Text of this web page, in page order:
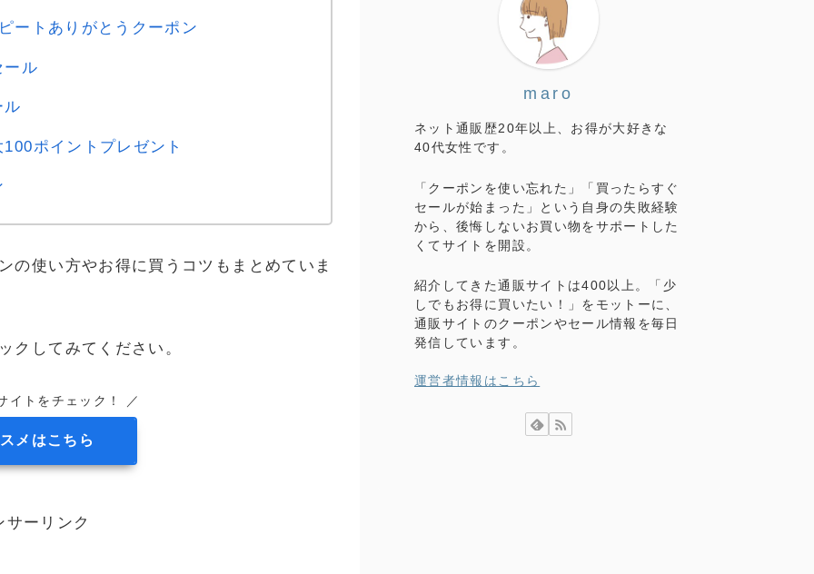
ートありがとうクーポン
ール
ル
ポイントプレゼント
の使い方やお得に買うコツもまとめていま
クしてみてください。
イトをチェック！ ／
メはこちら
サーリンク
maro
ネット通販歴20年以上、お得が大好きな
40代女性です。
「クーポンを使い忘れた」「買ったらすぐ
セールが始まった」という自身の失敗経験
から、後悔しないお買い物をサポートした
くてサイトを開設。
紹介してきた通販サイトは400以上。「少
しでもお得に買いたい！」をモットーに、
通販サイトのクーポンやセール情報を毎日
発信しています。
運営者情報はこちら